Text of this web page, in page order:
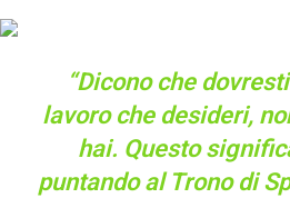
“Dicono che
lavoro che desideri,
hai. Questo
puntando al Trono di